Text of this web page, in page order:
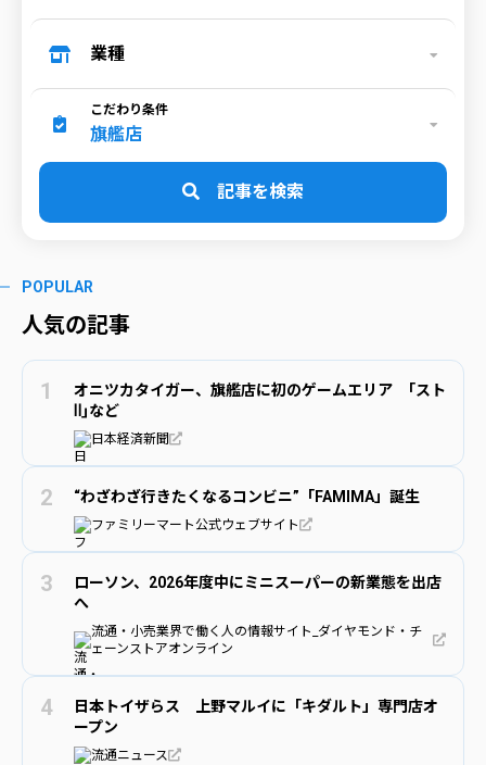
業種
こだわり条件
旗艦店
記事を検索
POPULAR
人気の記事
オニツカタイガー、旗艦店に初のゲームエリア ｢スト
Ⅱ｣など
日本経済新聞
“わざわざ行きたくなるコンビニ”「FAMIMA」誕生
ファミリーマート公式ウェブサイト
ローソン、2026年度中にミニスーパーの新業態を出店
へ
流通・小売業界で働く人の情報サイト_ダイヤモンド・チ
ェーンストアオンライン
日本トイザらス 上野マルイに「キダルト」専門店オ
ープン
流通ニュース